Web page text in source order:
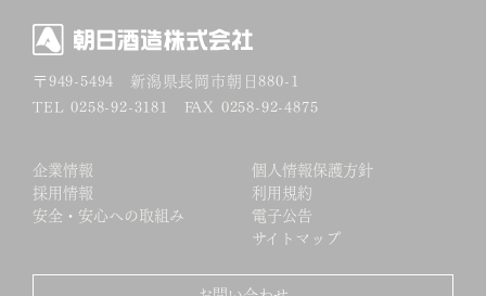
〒949-5494 新潟県長岡市朝日880-1
TEL 0258-92-3181 FAX 0258-92-4875
企業情報
採用情報
安全・安心への取組み
個人情報保護方針
利用規約
電子公告
サイトマップ